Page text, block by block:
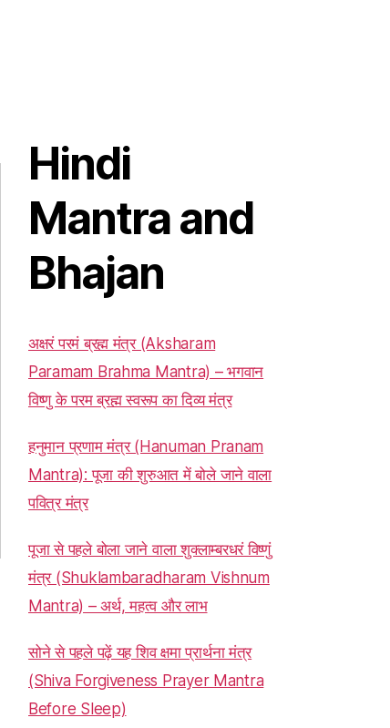
Hindi
Mantra and
Bhajan
अक्षरं परमं ब्रह्म मंत्र (Aksharam
Paramam Brahma Mantra) – भगवान
विष्णु के परम ब्रह्म स्वरूप का दिव्य मंत्र
हनुमान प्रणाम मंत्र (Hanuman Pranam
Mantra): पूजा की शुरुआत में बोले जाने वाला
पवित्र मंत्र
पूजा से पहले बोला जाने वाला शुक्लाम्बरधरं विष्णुं
मंत्र (Shuklambaradharam Vishnum
Mantra) – अर्थ, महत्व और लाभ
सोने से पहले पढ़ें यह शिव क्षमा प्रार्थना मंत्र
(Shiva Forgiveness Prayer Mantra
Before Sleep)